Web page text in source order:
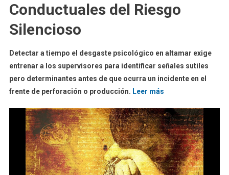
Conductuales del Riesgo
Silencioso
Detectar a tiempo el desgaste psicológico en altamar exige
entrenar a los supervisores para identificar señales sutiles
pero determinantes antes de que ocurra un incidente en el
frente de perforación o producción. Leer más